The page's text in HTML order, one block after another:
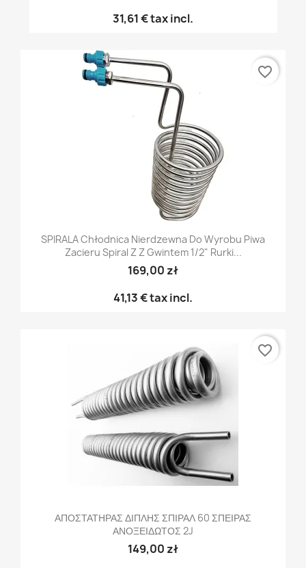
31,61 €tax incl.
SPIRALA Chłodnica Nierdzewna Do Wyrobu Piwa
Zacieru Spiral Z Z Gwintem 1/2" Rurki...
169,00 zł
41,13 €tax incl.
favorite_border
ΑΠΟΣΤΑΤΗΡΑΣ ΔΙΠΛΗΣ ΣΠΙΡΑΛ 60 ΣΠΕΙΡΑΣ
ΑΝΟΞΕΙΔΩΤΟΣ 2J
149,00 zł
favorite_border